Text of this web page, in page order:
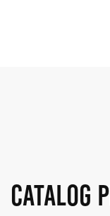
CATALOG